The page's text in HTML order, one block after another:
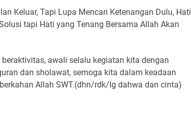
Keluar, Tapi Lupa Mencari Ketenangan Dulu, Hati
tapi Hati yang Tenang Bersama Allah Akan
awali selalu kegiatan kita dengan
dan sholawat, semoga kita dalam keadaan
Allah SWT.(dhn/rdk/Ig dahwa dan cinta)